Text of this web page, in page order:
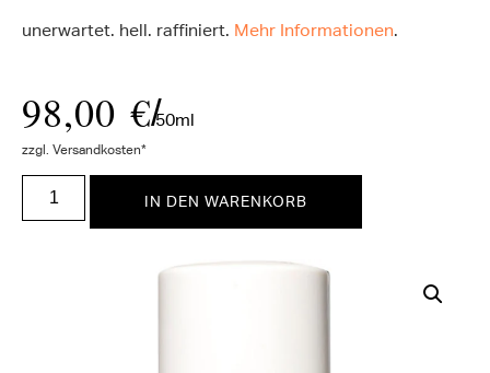
unerwartet. hell. raffiniert. Mehr Informationen.
98,00 €/
50ml
zzgl. Versandkosten*
IN DEN WARENKORB